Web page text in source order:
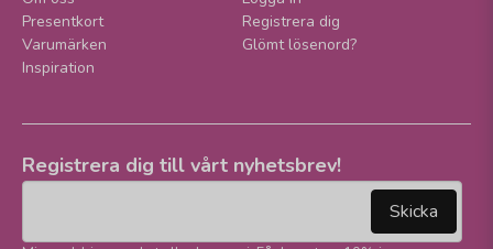
Presentkort
Varumärken
Inspiration
Registrera dig
Glömt lösenord?
Registrera dig till vårt nyhetsbrev!
Skicka